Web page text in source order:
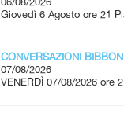
Giovedì 6 Agosto ore 21
CONVERSAZIONI
07/08/2026
VENERDÌ 07/08/2026 ore